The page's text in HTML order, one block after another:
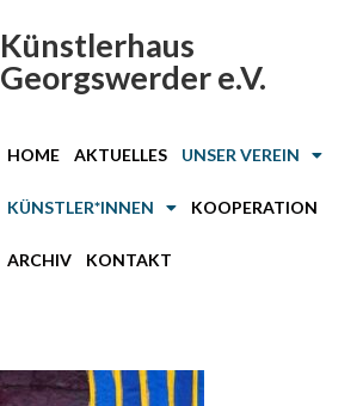
Künstlerhaus
Georgswerder e.V.
HOME AKTUELLES UNSER VEREIN
KÜNSTLER*INNEN KOOPERATION
ARCHIV KONTAKT